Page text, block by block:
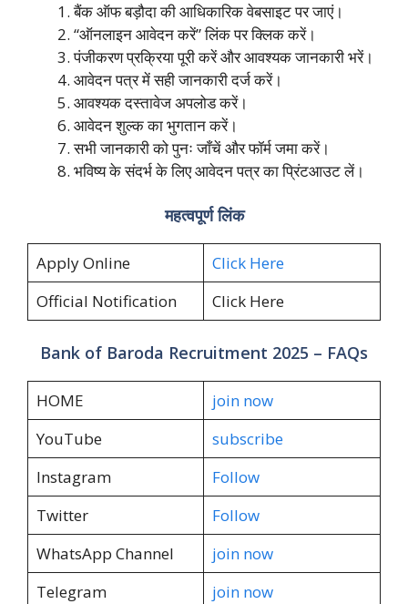
बैंक ऑफ बड़ौदा की आधिकारिक वेबसाइट पर जाएं।
“ऑनलाइन आवेदन करें” लिंक पर क्लिक करें।
पंजीकरण प्रक्रिया पूरी करें और आवश्यक जानकारी भरें।
आवेदन पत्र में सही जानकारी दर्ज करें।
आवश्यक दस्तावेज अपलोड करें।
आवेदन शुल्क का भुगतान करें।
सभी जानकारी को पुनः जाँचें और फॉर्म जमा करें।
भविष्य के संदर्भ के लिए आवेदन पत्र का प्रिंटआउट लें।
महत्वपूर्ण लिंक
Apply Online
Click Here
Official Notification
Click Here
Bank of Baroda Recruitment 2025 – FAQs
HOME
join now
YouTube
subscribe
Instagram
Follow
Twitter
Follow
WhatsApp Channel
join now
Telegram
join now